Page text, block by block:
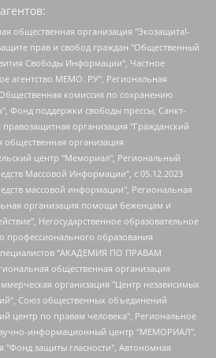
администратором доменного имени интернет-издания "The Insider SIA", https://theins.ru, Постернак Алексей Евгеньевич, Рубин Михаил Аркадьевич, Анин Роман Александрович, Юридическое лицо Istories fonds, зарегистрированное в Латвийской Республике (регистрационный номер 50008295751, дата регистрации 24.02.2020), Великовский Дмитрий Александрович, Долинина Ирина Николаевна, Мароховская Алеся Алексеевна, Шлейнов Роман Юрьевич, Шмагун Олеся Валентиновна, Общество с ограниченной ответственностью "Альтаир 2021", Общество с ограниченной ответственностью "Вега 2021", Общество с ограниченной ответственностью "Главный редактор 2021", Общество с ограниченной ответственностью "Ромашки монолит", Важенков Артем Валерьевич, Ивановская областная общественная организация "Центр гендерных исследований", Гурман Юрий Альбертович, Медиапроект "ОВД-Инфо", Егоров Владимир Владимирович, Жилинский Владимир Александрович, Общество с ограниченной ответственностью "ЗП", Иванова София Юрьевна, Карезина Инна Павловна, Кильтау Екатерина Викторовна, Петров Алексей Викторович, Пискунов Сергей Евгеньевич, Смирнов Сергей Сергеевич, Тихонов Михаил Сергеевич, Общество с ограниченной ответственностью "ЖУРНАЛИСТ-ИНОСТРАННЫЙ АГЕНТ", Арапова Галина Юрьевна, Вольтская Татьяна Анатольевна, Американская компания "Mason G.E.S. Anonymous Foundation" (США), являющаяся владельцем интернет-издания https://mnews.world/, Компания "Stichting Bellingcat", зарегистрированная в Нидерландах (дата регистрации 11.07.2018), Захаров Андрей Вячеславович, Клепиковская Екатерина Дмитриевна, Общество с ограниченной ответственностью "МЕМО", Перл Роман Александрович, Симонов Евгений Алексеевич, Соловьева Елена Анатольевна, Сотников Даниил Владимирович, Сурначева Елизавета Дмитриевна, Автономная некоммерческая организация по защите прав человека и информированию населения "Якутия – Наше Мнение", Общество с ограниченной ответственностью "Москоу диджитал медиа", с 26.01.2023 Общество с ограниченной ответственностью "Чайка Белые сады", Ветошкина Валерия Валерьевна, Заговора Максим Александрович, Межрегиональное общественное движение "Российская ЛГБТ - сеть", Оленичев Максим Владимирович, Павлов Иван Юрьевич, Скворцова Елена Сергеевна, Общество с ограниченной ответственностью "Как бы инагент", Кочетков Игорь Викторович, Общество с ограниченной ответственностью "Честные выборы", Еланчик Олег Александрович, Общество с ограниченной ответственностью "Нобелевский призыв", Гималова Регина Эмилевна, Григорьев Андрей Валерьевич, Григорьева Алина Александровна, Ассоциация по содействию защите прав призывников, альтернативнослужащих и военнослужащих "Правозащитная группа "Гражданин.Армия.Право", Хисамова Регина Фаритовна, Автономная некоммерческая организация по реализации социально-правовых программ "Лилит", Дальневосточное общественное движение "Маяк", Санкт-Петербургская ЛГБТ-инициативная группа "Выход", Инициативная группа ЛГБТ+ "Реверс", Алексеев Андрей Викторович, Бекбулатова Таисия Львовна, Беляев Иван Михайлович, Владыкина Елена Сергеевна, Гельман Марат Александрович, Никульшина Вероника Юрьевна, Толоконникова Надежда Андреевна, Шендерович Виктор Анатольевич, Общество с ограниченной ответственностью "Данное сообщение", Общество с ограниченной ответственностью Издательский дом "Новая глава", Айнбиндер Александра Александровна, Московский комьюнити-центр для ЛГБТ+инициатив, Благотворительный фонд развития филантропии, Deutsche Welle (Германия, Kurt-Schumacher-Strasse 3, 53113 Bonn), Борзунова Мария Михайловна, Воробьев Виктор Викторович, Голубева Анна Львовна, Константинова Алла Михайловна, Малкова Ирина Владимировна, Мурадов Мурад Абдулгалимович, Осетинская Елизавета Николаевна, Понасенков Евгений Николаевич, Ганапольский Матвей Юрьевич, Киселев Евгений Алексеевич, Борухович Ирина Григорьевна, Дремин Иван Тимофеевич, Дубровский Дмитрий Викторович, Красноярская региональная общественная организация поддержки и развития альтернативных образовательных технологий и межкультурных коммуникаций "ИНТЕРРА", Маяковская Екатерина Алексеевна, Фейгин Марк Захарович, Филимонов Андрей Викторович, Дзугкоева Регина Николаевна, Доброхотов Роман Александрович, Дудь Юрий Александрович, Елкин Сергей Владимирович, Кругликов Кирилл Игоревич, Сабунаева Мария Леонидовна, Семенов Алексей Владимирович, Шаинян Карен Багратович, Шульман Екатерина Михайловна, Асафьев Артур Валерьевич, Вахштайн Виктор Семенович, Венедиктов Алексей Алексеевич, Лушникова Екатерина Евгеньевна, Волков Леонид Михайлович, Невзоров Александр Глебович, Пархоменко Сергей Борисович, Сироткин Ярослав Николаевич, Кара-Мурза Владимир Владимирович, Баранова Наталья Владимировна, Гозман Леонид Яковлевич, Кагарлицкий Борис Юльевич, Климарев Михаил Валерьевич, Милов Владимир Станиславович, Автономная некоммерческая организация Краснодарский центр современного искусства "Типография", Моргенштерн Алишер Тагирович, Соболь Любовь Эдуардовна, Общество с ограниченной ответственностью "ЛИЗА НОРМ", Каспаров Гарри Кимович, Ходорковский Михаил Борисович, Общество с ограниченной ответственностью "Апрельские тезисы", Данилович Ирина Брониславовна, Кашин Олег Владимирович, Петров Николай Владимирович, Пивоваров Алексей Владимирович, Соколов Михаил Владимирович, Цветкова Юлия Владимировна, Чичваркин Евгений Александрович, Комитет против пыток/Команда против пыток, Общество с ограниченной ответственностью "Первый научный", Общество с ограниченной ответственностью "Вертолет и ко", Белоцерковская Вероника Борисовна, Кац Максим Евгеньевич, Лазарева Татьяна Юрьевна, Шаведдинов Руслан Табризович, Яшин Илья Валерьевич, Общество с ограниченной ответственностью "Иноагент ААВ", Алешковский Дмитрий Петрович, Альбац Евгения Марковна, Быков Дмитрий Львович, Галямина Юлия Евгеньевна, Лойко Сергей Леонидович, Мартынов Кирилл Константинович, Медведев Сергей Александрович, Крашенинников Федор Геннадиевич, Гордеева Катерина Вл